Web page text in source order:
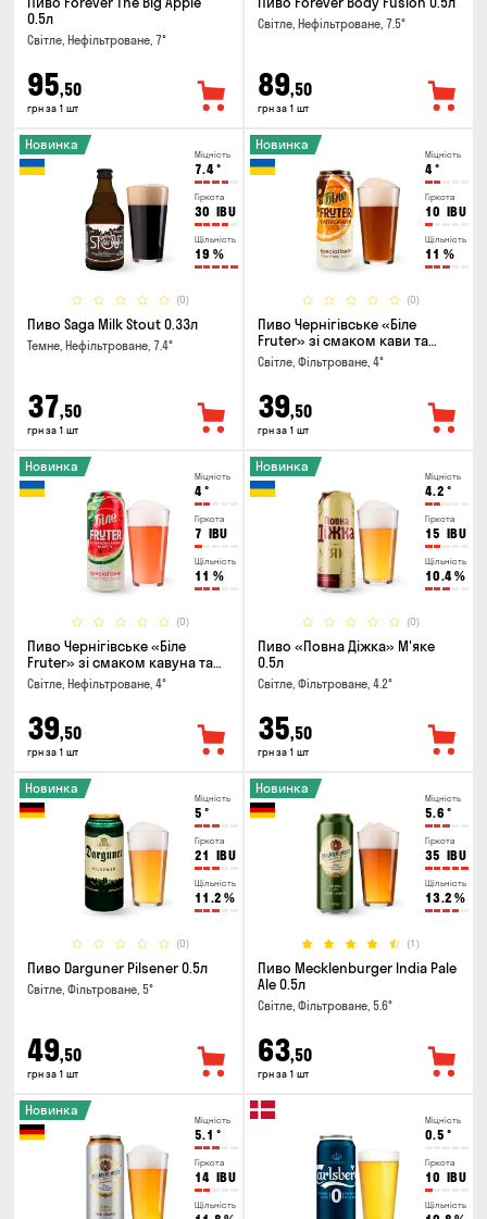
0.5л
Світле, Нефільтроване, 7°
95,50
грн за 1 шт
Світле, Нефільтроване, 7.5°
89,50
грн за 1 шт
Міцність
7.4°
Гіркота
30 IBU
Щільність
19 %
(0)
Новинка
Пиво Saga Milk Stout 0.33л
Темне, Нефільтроване, 7.4°
37,50
грн за 1 шт
Міцність
4°
Гіркота
10 IBU
Щільність
11 %
(0)
Новинка
Пиво Чернігівське «Біле
Fruter» зі смаком кави та
апельсину 0.5л
Світле, Фільтроване, 4°
39,50
грн за 1 шт
Міцність
4°
Гіркота
7 IBU
Щільність
11 %
(0)
Новинка
Пиво Чернігівське «Біле
Fruter» зі смаком кавуна та
м'яти 0.5л
Світле, Нефільтроване, 4°
39,50
грн за 1 шт
Міцність
4.2 °
Гіркота
15 IBU
Щільність
10.4%
(0)
Новинка
Пиво «Повна Діжка» М'яке
0.5л
Світле, Фільтроване, 4.2°
35,50
грн за 1 шт
Міцність
5 °
Гіркота
21 IBU
Щільність
11.2 %
(0)
Новинка
Пиво Darguner Pilsener 0.5л
Світле, Фільтроване, 5°
49,50
грн за 1 шт
Міцність
5.6 °
Гіркота
35 IBU
Щільність
13.2 %
(1)
Новинка
Пиво Mecklenburger India Pale
Ale 0.5л
Світле, Фільтроване, 5.6°
63,50
грн за 1 шт
Міцність
5.1 °
Гіркота
14 IBU
Щільність
Новинка
Міцність
0.5 °
Гіркота
10 IBU
Щільність